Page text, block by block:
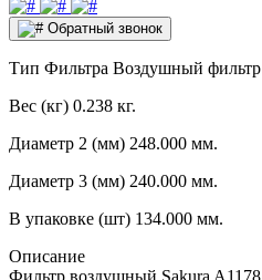
Обратный звонок
Тип Фильтра Воздушный фильтр
Вес (кг) 0.238 кг.
Диаметр 2 (мм) 248.000 мм.
Диаметр 3 (мм) 240.000 мм.
В упаковке (шт) 134.000 мм.
Описание
Фильтр воздушный Sakura A1178